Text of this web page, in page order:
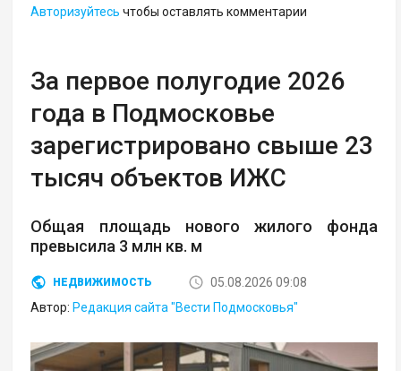
Авторизуйтесь чтобы оставлять комментарии
За первое полугодие 2026
года в Подмосковье
зарегистрировано свыше 23
тысяч объектов ИЖС
Общая площадь нового жилого фонда
превысила 3 млн кв. м
НЕДВИЖИМОСТЬ
05.08.2026 09:08
Автор: Редакция сайта "Вести Подмосковья"